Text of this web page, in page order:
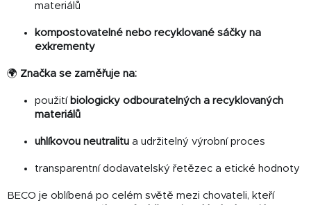
materiálů
kompostovatelné nebo recyklované sáčky na
exkrementy
🌍 Značka se zaměřuje na:
použití biologicky odbouratelných a recyklovaných
materiálů
uhlíkovou neutralitu a udržitelný výrobní proces
transparentní dodavatelský řetězec a etické hodnoty
BECO je oblíbená po celém světě mezi chovateli, kteří